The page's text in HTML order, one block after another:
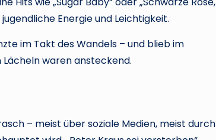
Energie und Leichtigkeit.
im Takt des Wandels – und blieb im
Lächeln waren ansteckend.
– meist über soziale Medien, meist durch